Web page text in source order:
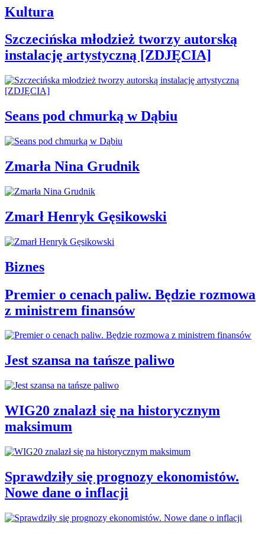
Kultura
Szczecińska młodzież tworzy autorską
instalację artystyczną [ZDJĘCIA]
Seans pod chmurką w Dąbiu
Zmarła Nina Grudnik
Zmarł Henryk Gęsikowski
Biznes
Premier o cenach paliw. Będzie rozmowa
z ministrem finansów
Jest szansa na tańsze paliwo
WIG20 znalazł się na historycznym
maksimum
Sprawdziły się prognozy ekonomistów.
Nowe dane o inflacji